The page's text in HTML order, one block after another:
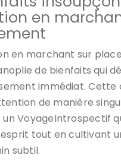
en
en marchant sur
de bienfaits qui
immédiat. Cette
de manière
VoyageIntrospectif
tout en cultivant
subtil.